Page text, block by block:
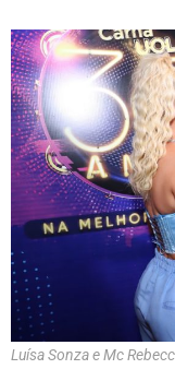
Luísa Sonza e Mc